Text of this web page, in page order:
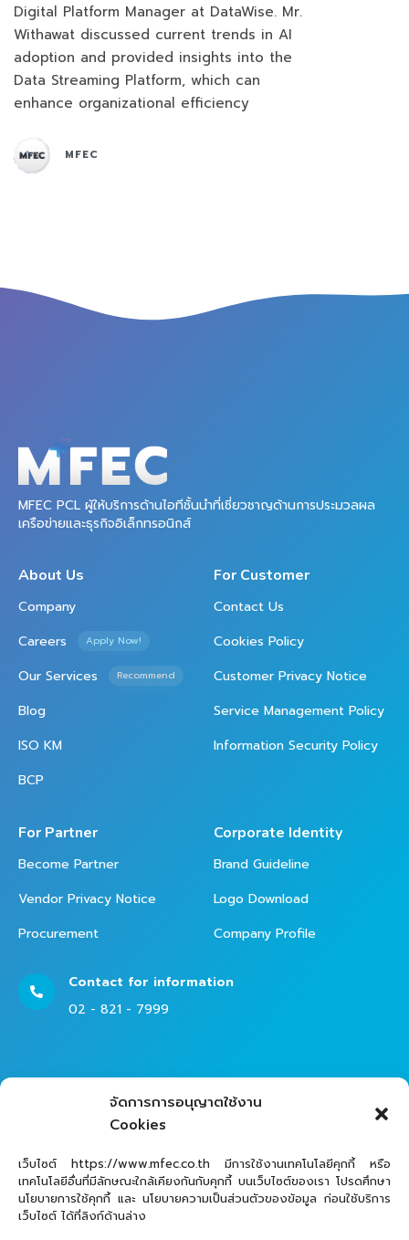
จัดการการอนุญาตใช้งาน
Cookies
เว็บไซต์ https://www.mfec.co.th มีการใช้งานเทคโนโลยีคุกกี้ หรือ
เทคโนโลยีอื่นที่มีลักษณะใกล้เคียงกันกับคุกกี้ บนเว็บไซต์ของเรา โปรดศึกษา
นโยบายการใช้คุกกี้ และ นโยบายความเป็นส่วนตัวของข้อมูล ก่อนใช้บริการ
เว็บไซต์ ได้ที่ลิงก์ด้านล่าง
Digital Platform Manager at DataWise. Mr.
Withawat discussed current trends in AI
adoption and provided insights into the
Data Streaming Platform, which can
enhance organizational efficiency
MFEC
MFEC PCL ผู้ให้บริการด้านไอทีชั้นนำที่เชี่ยวชาญด้านการประมวลผล
เครือข่ายและธุรกิจอิเล็กทรอนิกส์
About Us
Company
Careers
Apply Now!
Our Services Recommend
Blog
ISO KM
BCP
For Customer
Contact Us
Cookies Policy
Customer Privacy Notice
Service Management Policy
Information Security Policy
For Partner
Become Partner
Vendor Privacy Notice
Procurement
Corporate Identity
Brand Guideline
Logo Download
Company Profile
Contact for information
02 - 821 - 7999
02 - 821 - 7979